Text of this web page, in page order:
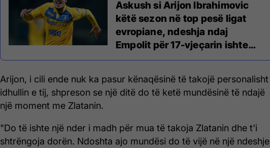
Askush si Arijon Ibrahimovic
këtë sezon në top pesë ligat
evropiane, ndeshja ndaj
Empolit për 17-vjeçarin ishte
rekord ne vete
Arijon, i cili ende nuk ka pasur kënaqësinë të takojë personalisht
idhullin e tij, shpreson se një ditë do të ketë mundësinë të ndajë
një moment me Zlatanin.
"Do të ishte një nder i madh për mua të takoja Zlatanin dhe t'i
shtrëngoja dorën. Ndoshta ajo mundësi do të vijë në një ndeshje